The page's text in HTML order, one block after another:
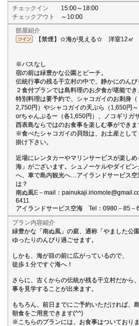
チェックイン
15:00～18:00
チェックアウト
～10:00
部屋紹介
【禁煙】☆海が見える☆ 洋室12㎡
※バスなし
宿の前は緑豊かな公園とビーチ。
伝統行事の残る干立村の中で、静かにのんび
２食付プランでは島料理のお夕食が堪能でき
特別料理は要予約で、シャコガイのお刺身
2,750円）やシャコガイの天ぷら（1,650円
orちゃんぷるー（各1,650円）、ノコギリガ
西表島ならではのお食事を楽しむ事ができま
※食べたシャコガイの貝殻は、お土産とし
掛け下さい。
近場にレンタカーやマリンサービスが楽し
海」がございます。シュノーケルやダイビ
へ、車で島内観光へ…アイランドサービス空
は？
南ぬ風E－mail：
6411
アイランドサービス空海 Tel：0980－85－
プラン内容紹介
緑豊かな「南ぬ風」の庭、通称「やました公
ゆったりのんびり過ごせます。
しかも、海が目の前に広がっているので、
徒歩１分ですぐ海へ！
さらに、古くからの伝統が残る干立村だから
事を見学することが出来ます。
もちろん、前日までにご予約いただければ、
朝食をご用意できます(^^)
※こちらのプランには、お食事はついておりま